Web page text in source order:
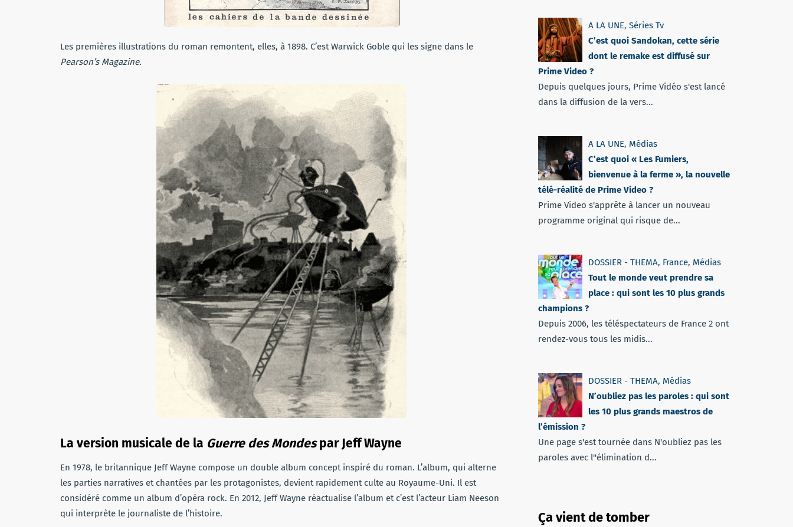
Les premières illustrations du roman remontent, elles, à 1898. C’est Warwick Goble qui les signe dans le
Pearson’s Magazine.
La version musicale de la Guerre des Mondespar Jeff Wayne
En 1978, le britannique Jeff Wayne compose un double album concept inspiré du roman. L’album, qui alterne
les parties narratives et chantées par les protagonistes, devient rapidement culte au Royaume-Uni. Il est
considéré comme un album d’opéra rock. En 2012, Jeff Wayne réactualise l’album et c’est l’acteur Liam Neeson
qui interprète le journaliste de l’histoire.
A LA UNE, Séries Tv
C’est quoi Sandokan, cette série
dont le remake est diffusé sur
Prime Video ?
Depuis quelques jours, Prime Vidéo s'est lancé
dans la diffusion de la vers...
A LA UNE, Médias
C’est quoi « Les Fumiers,
bienvenue à la ferme », la nouvelle
télé-réalité de Prime Video ?
Prime Video s'apprête à lancer un nouveau
programme original qui risque de...
DOSSIER - THEMA, France, Médias
Tout le monde veut prendre sa
place : qui sont les 10 plus grands
champions ?
Depuis 2006, les téléspectateurs de France 2 ont
rendez-vous tous les midis...
DOSSIER - THEMA, Médias
N’oubliez pas les paroles : qui sont
les 10 plus grands maestros de
l’émission ?
Une page s'est tournée dans N'oubliez pas les
paroles avec l''élimination d...
Ça vient de tomber